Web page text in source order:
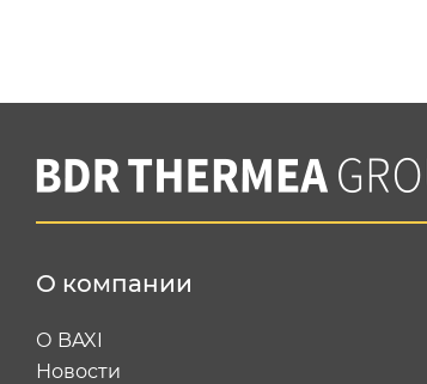
О компании
О BAXI
Новости